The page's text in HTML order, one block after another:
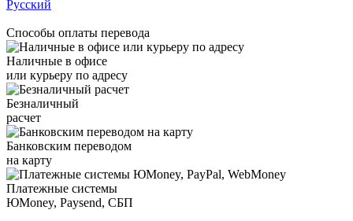
Русский
Способы оплаты перевода
Наличные в офисе
или курьеру по адресу
Безналичный
расчет
Банковским переводом
на карту
Платежные системы
ЮMoney, Paysend, СБП